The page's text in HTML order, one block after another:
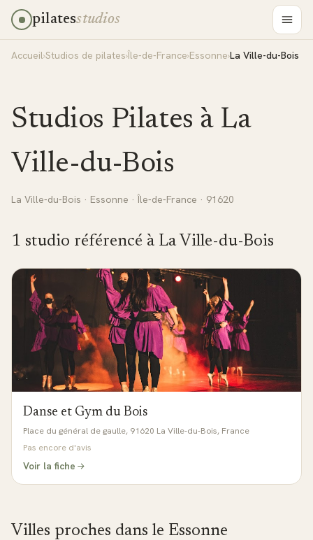
pilatesstudios
Accueil›Studios de pilates›Île-de-France›Essonne›La Ville-du-Bois
Studios Pilates à La
Ville-du-Bois
La Ville-du-Bois · Essonne · Île-de-France · 91620
1 studio référencé à La Ville-du-Bois
Danse et Gym du Bois
Place du général de gaulle, 91620 La Ville-du-Bois, France
Pas encore d'avis
Voir la fiche
Villes proches dans le Essonne